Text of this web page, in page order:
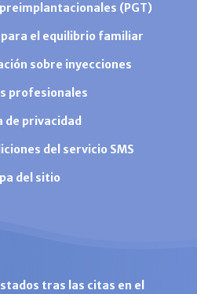
(PGT)
para el equilibrio familiar
sobre inyecciones
profesionales
de privacidad
del servicio SMS
del sitio
tras las citas en el